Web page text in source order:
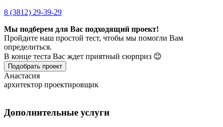
8 (3812) 29-39-29
Мы подберем для Вас подходящий проект!
Пройдите наш простой тест, чтобы мы помогли Вам
определиться.
В конце теста Вас ждет приятный сюрприз 😊
Подобрать проект
Анастасия
архитектор проектировщик
Дополнительные услуги